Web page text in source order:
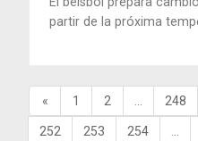
partir de la próxima
« 1 2 248
252 253 254